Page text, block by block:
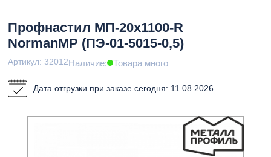
Профнастил МП-20x1100-R
NormanMP (ПЭ-01-5015-0,5)
Артикул: 32012Наличие: Товара много
Дата отгрузки при заказе сегодня: 11.08.2026